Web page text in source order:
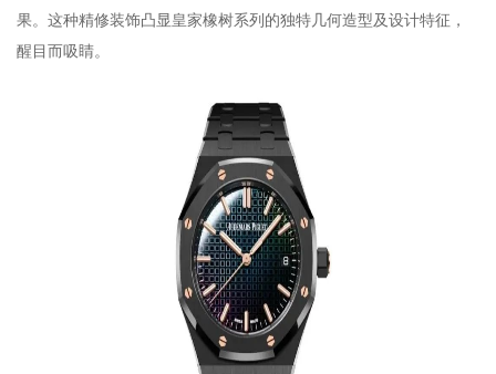
果。这种精修装饰凸显皇家橡树系列的独特几何造型及设计特征，
醒目而吸睛。